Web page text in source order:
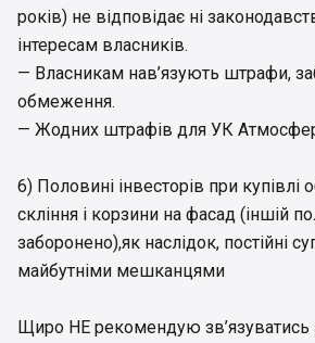
років) не відповідає ні
інтересам власників.
— Власникам нав’язують штрафи,
обмеження.
— Жодних штрафів для УК
6) Половині інвесторів при купівлі
скління і корзини на фасад (іншій
заборонено),як наслідок, постійні
майбутніми мешканцями
Щиро НЕ рекомендую зв’язуватись